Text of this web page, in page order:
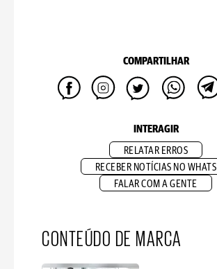
COMPARTILHAR
INTERAGIR
RELATAR ERROS
RECEBER NOTÍCIAS NO WHATS
FALAR COM A GENTE
CONTEÚDO DE MARCA